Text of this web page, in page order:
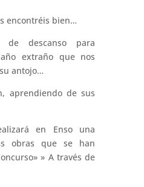
encontréis bien…
de descanso para
extraño que nos
antojo…
aprendiendo de sus
en Enso una
obras que se han
» A través de